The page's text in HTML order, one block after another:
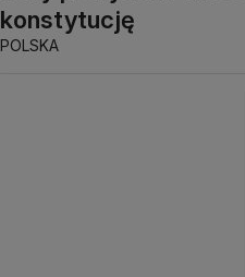
konstytucję
POLSKA